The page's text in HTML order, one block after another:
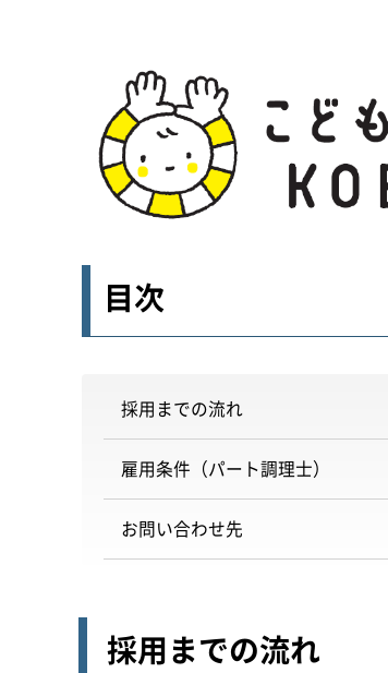
目次
採用までの流れ
雇用条件（パート調理士）
お問い合わせ先
採用までの流れ